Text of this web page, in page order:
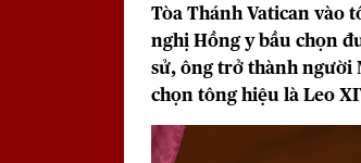
Tòa Thánh Vaticanvào
nghị Hồng y bầu chọn
sử, ông trở thành người
chọn tông hiệu là Leo